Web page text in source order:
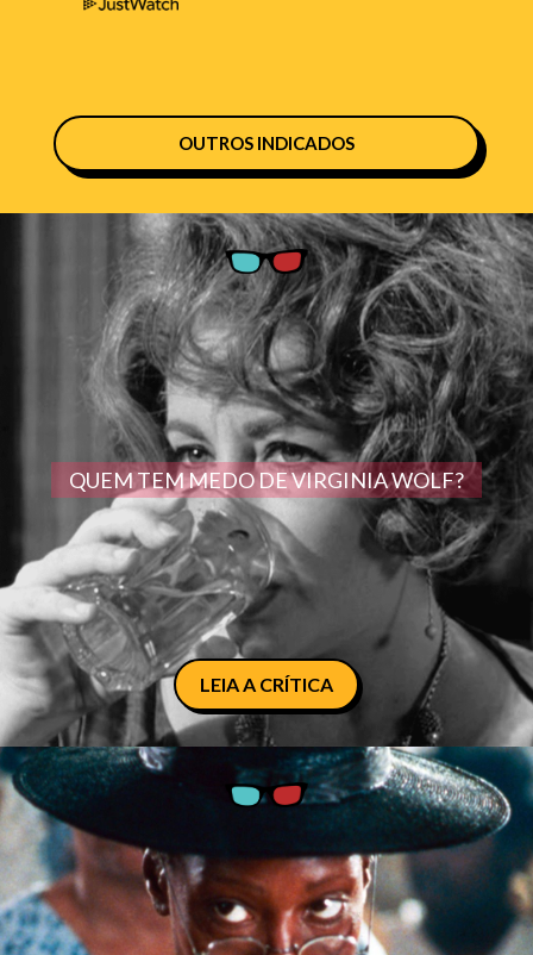
OUTROS INDICADOS
QUEM TEM MEDO DE VIRGINIA WOLF?
LEIA A CRÍTICA